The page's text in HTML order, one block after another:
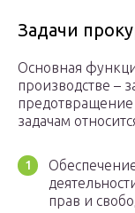
Задачи
Основная
производстве –
задачам
прав и